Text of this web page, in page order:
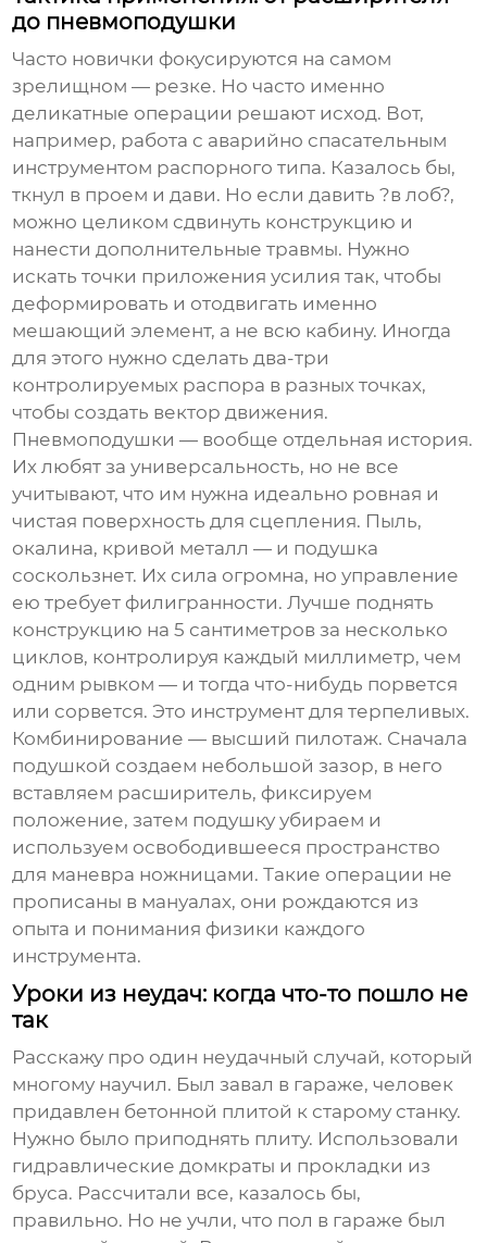
до пневмоподушки
Часто новички фокусируются на самом
зрелищном — резке. Но часто именно
деликатные операции решают исход. Вот,
например, работа с аварийно спасательным
инструментом распорного типа. Казалось бы,
ткнул в проем и дави. Но если давить ?в лоб?,
можно целиком сдвинуть конструкцию и
нанести дополнительные травмы. Нужно
искать точки приложения усилия так, чтобы
деформировать и отодвигать именно
мешающий элемент, а не всю кабину. Иногда
для этого нужно сделать два-три
контролируемых распора в разных точках,
чтобы создать вектор движения.
Пневмоподушки — вообще отдельная история.
Их любят за универсальность, но не все
учитывают, что им нужна идеально ровная и
чистая поверхность для сцепления. Пыль,
окалина, кривой металл — и подушка
соскользнет. Их сила огромна, но управление
ею требует филигранности. Лучше поднять
конструкцию на 5 сантиметров за несколько
циклов, контролируя каждый миллиметр, чем
одним рывком — и тогда что-нибудь порвется
или сорвется. Это инструмент для терпеливых.
Комбинирование — высший пилотаж. Сначала
подушкой создаем небольшой зазор, в него
вставляем расширитель, фиксируем
положение, затем подушку убираем и
используем освободившееся пространство
для маневра ножницами. Такие операции не
прописаны в мануалах, они рождаются из
опыта и понимания физики каждого
инструмента.
Уроки из неудач: когда что-то пошло не
так
Расскажу про один неудачный случай, который
многому научил. Был завал в гараже, человек
придавлен бетонной плитой к старому станку.
Нужно было приподнять плиту. Использовали
гидравлические домкраты и прокладки из
бруса. Рассчитали все, казалось бы,
правильно. Но не учли, что пол в гараже был